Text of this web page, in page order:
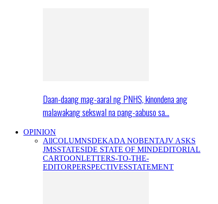
Daan-daang mag-aaral ng PNHS, kinondena ang
malawakang sekswal na pang-aabuso sa…
OPINION
AllCOLUMNSDEKADA NOBENTAJV ASKS
JMSSTATESIDE STATE OF MINDEDITORIAL
CARTOONLETTERS-TO-THE-
EDITORPERSPECTIVESSTATEMENT